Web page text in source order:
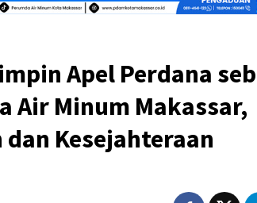
Apel Perdana
Air Minum Makassar,
Kesejahteraan